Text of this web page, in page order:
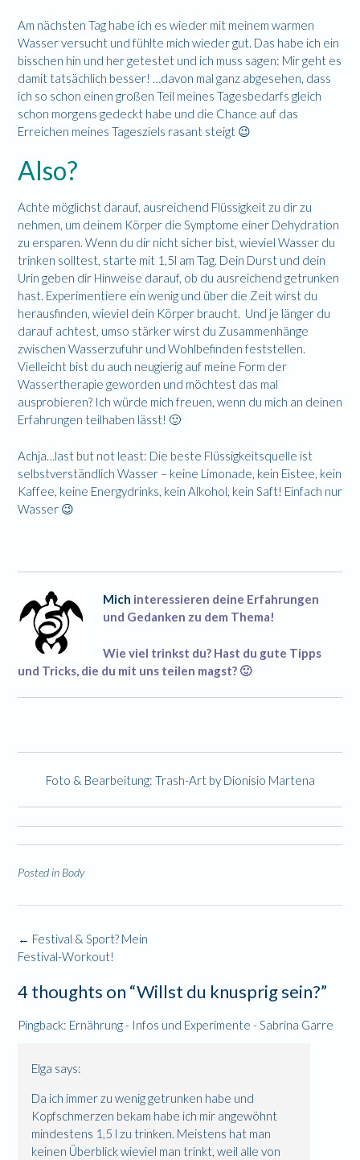
Am nächsten Tag habe ich es wieder mit meinem warmen
Wasser versucht und fühlte mich wieder gut. Das habe ich ein
bisschen hin und her getestet und ich muss sagen: Mir geht es
damit tatsächlich besser! …davon mal ganz abgesehen, dass
ich so schon einen großen Teil meines Tagesbedarfs gleich
schon morgens gedeckt habe und die Chance auf das
Erreichen meines Tagesziels rasant steigt 😉
Also?
Achte möglichst darauf, ausreichend Flüssigkeit zu dir zu
nehmen, um deinem Körper die Symptome einer Dehydration
zu ersparen. Wenn du dir nicht sicher bist, wieviel Wasser du
trinken solltest, starte mit 1,5l am Tag. Dein Durst und dein
Urin geben dir Hinweise darauf, ob du ausreichend getrunken
hast. Experimentiere ein wenig und über die Zeit wirst du
herausfinden, wieviel dein Körper braucht. Und je länger du
darauf achtest, umso stärker wirst du Zusammenhänge
zwischen Wasserzufuhr und Wohlbefinden feststellen.
Vielleicht bist du auch neugierig auf meine Form der
Wassertherapie geworden und möchtest das mal
ausprobieren? Ich würde mich freuen, wenn du mich an deinen
Erfahrungen teilhaben lässt! 🙂
Achja…last but not least: Die beste Flüssigkeitsquelle ist
selbstverständlich Wasser – keine Limonade, kein Eistee, kein
Kaffee, keine Energydrinks, kein Alkohol, kein Saft! Einfach nur
Wasser 😉
Mich interessieren deine Erfahrungen
und Gedanken zu dem Thema!
Wie viel trinkst du? Hast du gute Tipps
und Tricks, die du mit uns teilen magst? 🙂
Foto & Bearbeitung: Trash-Art by Dionisio Martena
Posted in Body
Post
navigation
← Festival & Sport? Mein
Festival-Workout!
4 thoughts on “Willst du knusprig sein?”
Pingback: Ernährung - Infos und Experimente - Sabrina Garre
Elga says:
Da ich immer zu wenig getrunken habe und
Kopfschmerzen bekam habe ich mir angewöhnt
mindestens 1,5 l zu trinken. Meistens hat man
keinen Überblick wieviel man trinkt, weil alle von